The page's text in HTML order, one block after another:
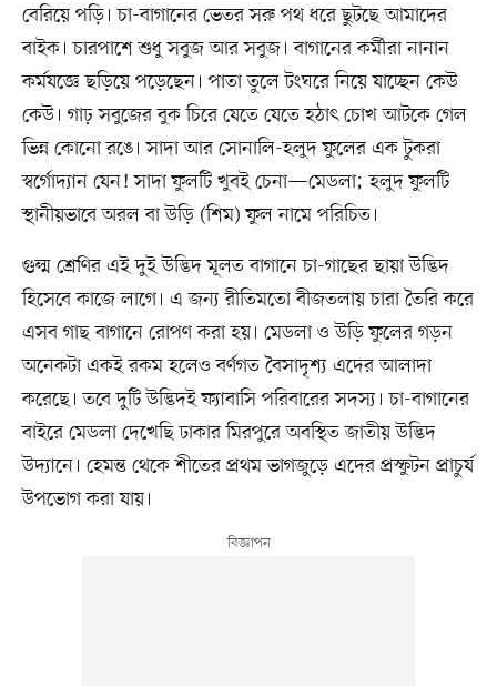
বেরিয়ে পড়ি। চা-বাগানের ভেতর সরু পথ ধরে ছুটছে আমাদের
বাইক। চারপাশে শুধু সবুজ আর সবুজ। বাগানের কর্মীরা নানান
কর্মযজ্ঞে ছড়িয়ে পড়েছেন। পাতা তুলে টংঘরে নিয়ে যাচ্ছেন কেউ
কেউ। গাঢ় সবুজের বুক চিরে যেতে যেতে হঠাৎ চোখ আটকে গেল
ভিন্ন কোনো রঙে। সাদা আর সোনালি-হলুদ ফুলের এক টুকরা
স্বর্গোদ্যান যেন! সাদা ফুলটি খুবই চেনা—মেডলা; হলুদ ফুলটি
স্থানীয়ভাবে অরল বা উড়ি (শিম) ফুল নামে পরিচিত।
গুল্ম শ্রেণির এই দুই উদ্ভিদ মূলত বাগানে চা-গাছের ছায়া উদ্ভিদ
হিসেবে কাজে লাগে। এ জন্য রীতিমতো বীজতলায় চারা তৈরি করে
এসব গাছ বাগানে রোপণ করা হয়। মেডলা ও উড়ি ফুলের গড়ন
অনেকটা একই রকম হলেও বর্ণগত বৈসাদৃশ্য এদের আলাদা
করেছে। তবে দুটি উদ্ভিদই ফ্যাবাসি পরিবারের সদস্য। চা-বাগানের
বাইরে মেডলা দেখেছি ঢাকার মিরপুরে অবস্থিত জাতীয় উদ্ভিদ
উদ্যানে। হেমন্ত থেকে শীতের প্রথম ভাগজুড়ে এদের প্রস্ফুটন প্রাচুর্য
উপভোগ করা যায়।